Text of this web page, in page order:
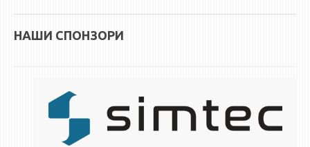
НАШИ СПОНЗОРИ